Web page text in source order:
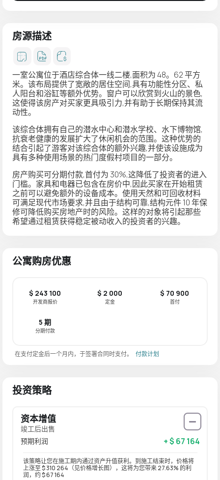
房源描述
一室公寓位于酒店综合体一线二楼,面积为 48。62 平方
米。该布局提供了宽敞的居住空间,具有功能性分区、私
人阳台和浴缸等额外优势。窗户可以欣赏到火山的景色,
这使得该房产对买家更具吸引力,并有助于长期保持其流
动性。
该综合体拥有自己的潜水中心和潜水学校、水下博物馆,
抗衰老健康的发展扩大了休闲机会的范围。这种优势的
结合引起了游客对该综合体的额外兴趣,并使该设施成为
具有多种使用场景的热门度假村项目的一部分。
房产购买可分期付款,首付为 30%,这降低了投资者的进入
门槛。家具和电器已包含在房价中,因此买家在开始租赁
之前可以避免额外的设备成本。使用天然和可回收材料
可满足现代市场要求,并且由于结构可靠,结构元件 10 年保
修可降低购买房地产时的风险。这样的对象将引起那些
希望通过租赁获得稳定被动收入的投资者的兴趣。
公寓购房优惠
$ 243 100
开发商报价
$ 2 000
定金
$ 70 900
首付
5 期
分期付款
在支付定金后一个月内，于签署合同时支付。 付款计划
投资策略
资本增值
竣工后出售
预期利润
+ $ 67 164
该策略让您在施工期内通过资产升值获利。到施工结束时，价格将
上涨至 $ 310 264（见价格增长图），这将为您带来 27.63% 的利
润，约 $ 67 164